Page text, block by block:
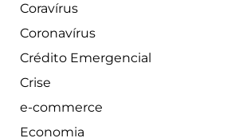
Coravírus
Coronavírus
Crédito Emergencial
Crise
e-commerce
Economia